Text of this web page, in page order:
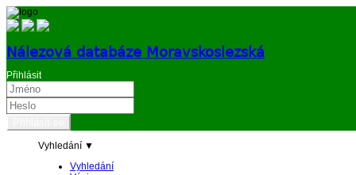
Nálezová databáze Moravskoslezská
Přihlásit
Vyhledání ▼
Vyhledání